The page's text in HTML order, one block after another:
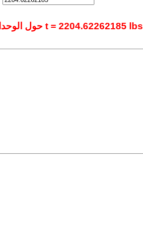
حول الوحدات على الفور باستخدام أداتنا المتقدمة عبر الإنترنت.: 1 t = 2204.62262185 lbs